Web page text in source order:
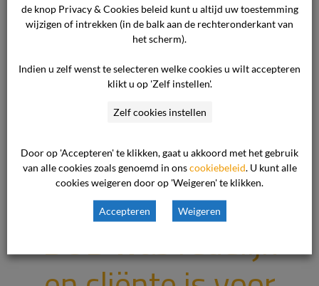
Lees verder
 17 mei 2023
 Zorg Algemeen
Doorverwijzing
BOB was redelijk
de knop Privacy & Cookies beleid kunt u altijd uw toestemming
wijzigen of intrekken (in de balk aan de rechteronderkant van
het scherm).
Indien u zelf wenst te selecteren welke cookies u wilt accepteren
klikt u op 'Zelf instellen'.
Zelf cookies instellen
Door op 'Accepteren' te klikken, gaat u akkoord met het gebruik
van alle cookies zoals genoemd in onscookiebeleid . U kunt alle
cookies weigeren door op 'Weigeren' te klikken.
Accepteren Weigeren